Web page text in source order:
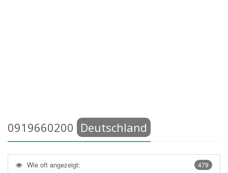
0919660200 Deutschland
479
Wie oft angezeigt: